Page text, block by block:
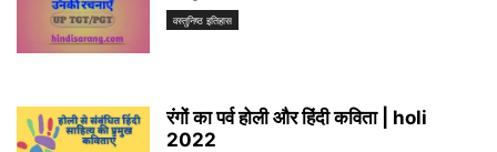
वस्तुनिष्ठ इतिहास
रंगों का पर्व होली और हिंदी कविता | holi
2022